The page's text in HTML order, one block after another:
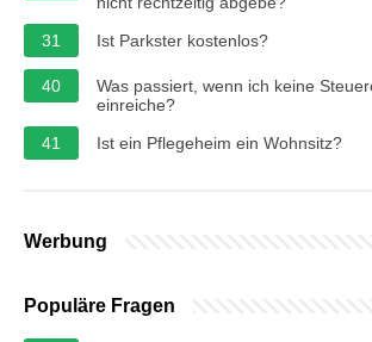
31
Ist Parkster kostenlos?
40
Was passiert, wenn ich keine
einreiche?
41
Ist ein Pflegeheim ein Wohnsitz?
Werbung
Populäre Fragen